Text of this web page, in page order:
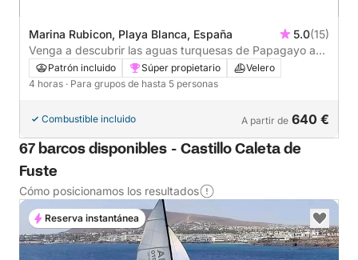
Marina Rubicon, Playa Blanca, España 5.0(15)
Venga a descubrir las aguas turquesas de Papagayo a
bordo de nuestro velero privado: le espera una escapada
inolvidable.
Patrón incluido Súper propietario
Velero
4 horas · Para grupos de hasta 5 personas
Combustible incluido A partir de 640 €
67 barcos disponibles - Castillo Caleta de
Fuste
Cómo posicionamos los resultados
Reserva instantánea